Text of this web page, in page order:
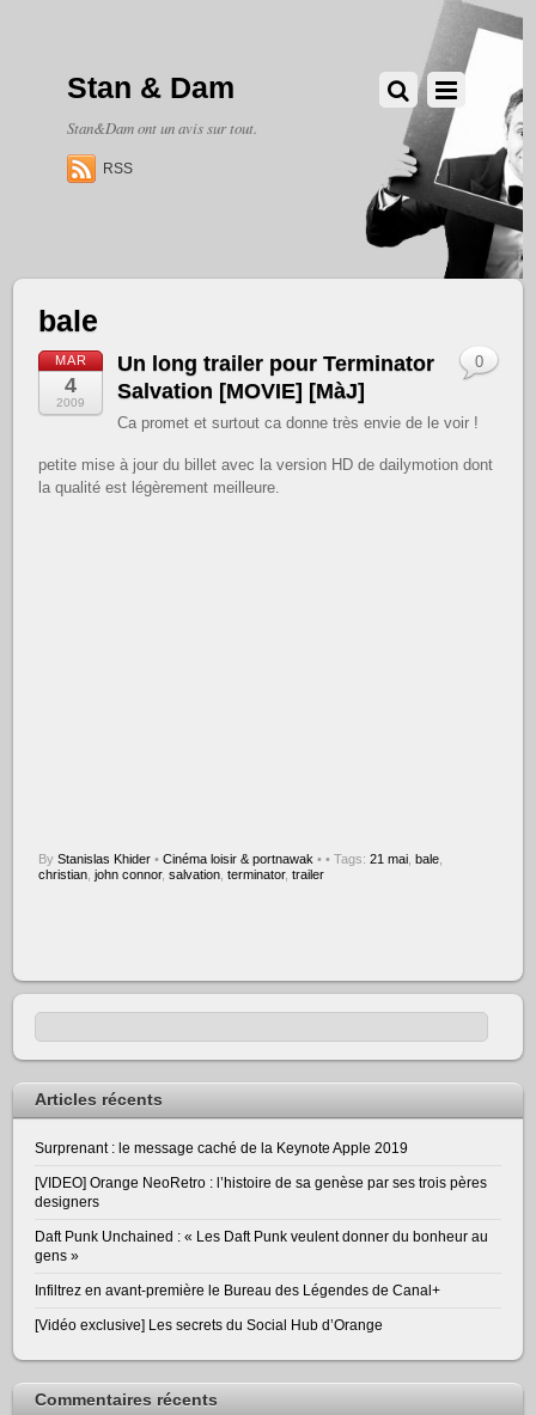
Stan & Dam
Stan&Dam ont un avis sur tout.
RSS
bale
MAR
4
2009
Un long trailer pour Terminator
Salvation [MOVIE] [MàJ]
Ca promet et surtout ca donne très envie de le voir !
petite mise à jour du billet avec la version HD de dailymotion dont
la qualité est légèrement meilleure.
ByStanislas Khider • Cinéma loisir & portnawak •
0
• Tags:21 mai bale
christian ,john connor,salvation ,terminator,trailer
Articles récents
Surprenant : le message caché de la Keynote Apple 2019
[VIDEO] Orange NeoRetro : l’histoire de sa genèse par ses trois pères
designers
Daft Punk Unchained : « Les Daft Punk veulent donner du bonheur au
gens »
Infiltrez en avant-première le Bureau des Légendes de Canal+
[Vidéo exclusive] Les secrets du Social Hub d’Orange
Commentaires récents